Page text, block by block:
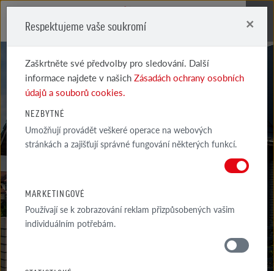
REALIZACE
Respektujeme vaše soukromí ×
Zaškrtněte své předvolby pro sledování. Další
informace najdete v našichZásadách ochrany osobních
údajů a souborů cookies.
NEZBYTNÉ
Umožňují provádět veškeré operace na webových
stránkách a zajišťují správné fungování některých funkcí.
MARKETINGOVÉ
Používají se k zobrazování reklam přizpůsobených vašim
individuálním potřebám.